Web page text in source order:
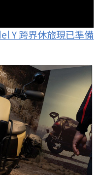
Y 跨界休旅現已準備